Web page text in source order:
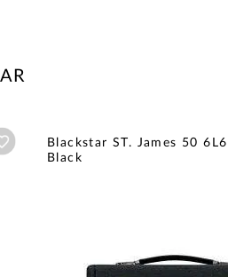
Añadir a wishlist
Blackstar ST. James 50
Black